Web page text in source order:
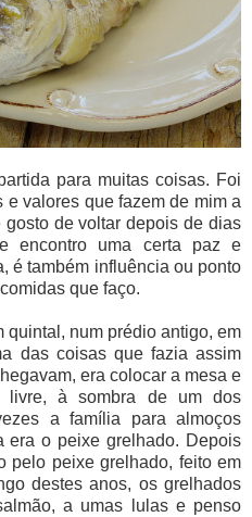
para muitas coisas. Foi
valores que fazem de mim a
de voltar depois de dias
encontro uma certa paz e
é também influência ou ponto
que faço.
quintal, num prédio antigo, em
das coisas que fazia assim
era colocar a mesa e
livre, à sombra de um dos
a família para almoços
era o peixe grelhado. Depois
pelo peixe grelhado, feito em
destes anos, os grelhados
a umas lulas e penso